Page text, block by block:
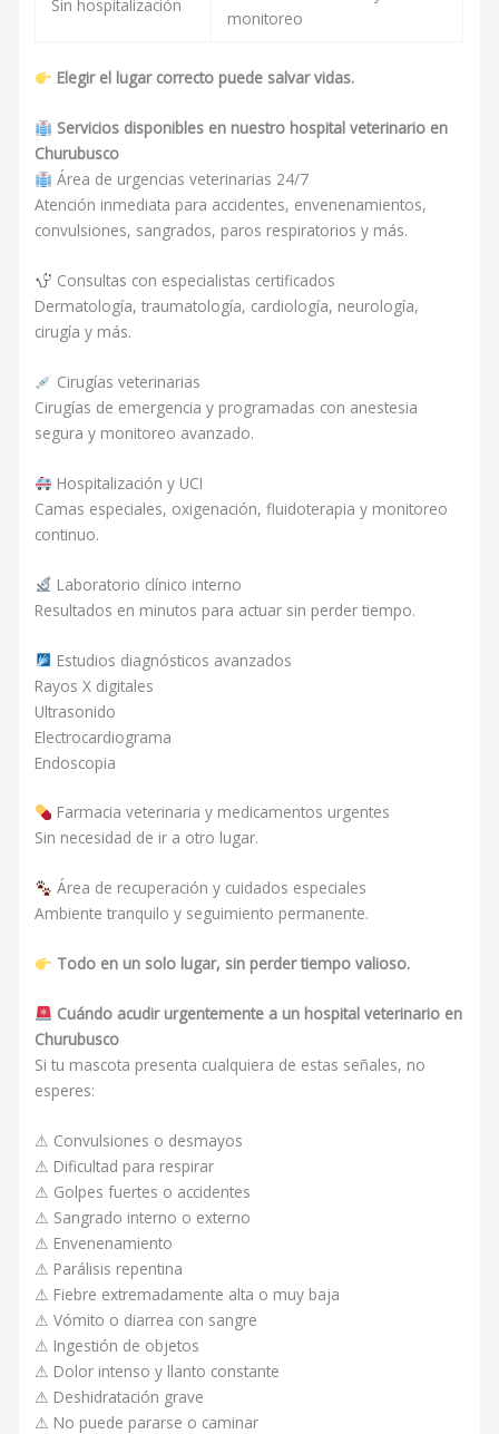
Sin hospitalización
monitoreo
Elegir el lugar correcto puede salvar vidas.
Servicios disponibles en nuestro hospital veterinario en
Churubusco
Área de urgencias veterinarias 24/7
Atención inmediata para accidentes, envenenamientos,
convulsiones, sangrados, paros respiratorios y más.
Consultas con especialistas certificados
Dermatología, traumatología, cardiología, neurología,
cirugía y más.
Cirugías veterinarias
Cirugías de emergencia y programadas con anestesia
segura y monitoreo avanzado.
Hospitalización y UCI
Camas especiales, oxigenación, fluidoterapia y monitoreo
continuo.
Laboratorio clínico interno
Resultados en minutos para actuar sin perder tiempo.
Estudios diagnósticos avanzados
Rayos X digitales
Ultrasonido
Electrocardiograma
Endoscopia
Farmacia veterinaria y medicamentos urgentes
Sin necesidad de ir a otro lugar.
Área de recuperación y cuidados especiales
Ambiente tranquilo y seguimiento permanente.
Todo en un solo lugar, sin perder tiempo valioso.
Cuándo acudir urgentemente a un hospital veterinario en
Churubusco
Si tu mascota presenta cualquiera de estas señales, no
esperes:
⚠ Convulsiones o desmayos
⚠ Dificultad para respirar
⚠ Golpes fuertes o accidentes
⚠ Sangrado interno o externo
⚠ Envenenamiento
⚠ Parálisis repentina
⚠ Fiebre extremadamente alta o muy baja
⚠ Vómito o diarrea con sangre
⚠ Ingestión de objetos
⚠ Dolor intenso y llanto constante
⚠ Deshidratación grave
⚠ No puede pararse o caminar